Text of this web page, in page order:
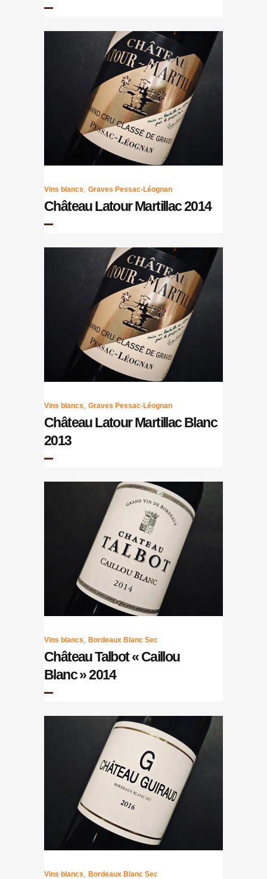
Vins blancs Graves Pessac-Léognan
Château Latour Martillac 2014
Vins blancs Graves Pessac-Léognan
Château Latour Martillac Blanc
2013
Vins blancs Bordeaux Blanc Sec
Château Talbot « Caillou
Blanc » 2014
Vins blancs Bordeaux Blanc Sec